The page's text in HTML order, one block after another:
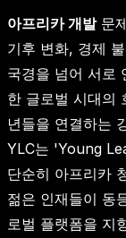
아프리카 개발문
기후 변화, 경제
국경을 넘어 서로
한 글로벌 시대의
년들을 연결하는
YLC는 'Young
단순히 아프리카
젊은 인재들이 동
로벌 플랫폼을 지